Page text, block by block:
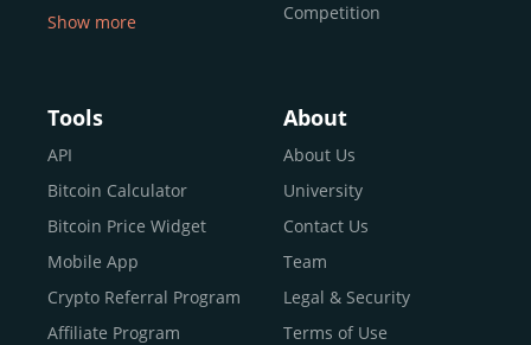
Buy Bitcoin With Skrill
Sell Bitcoin
Buy Dogecoin
Buy Binance Coin (BNB)
Buy Ripple (XRP)
Buy Litecoin (LTC)
Buy Shiba Inu
Show more
Competition
Tools
API
Bitcoin Calculator
Bitcoin Price Widget
Mobile App
Crypto Referral Program
Affiliate Program
About
About Us
University
Contact Us
Team
Legal & Security
Terms of Use